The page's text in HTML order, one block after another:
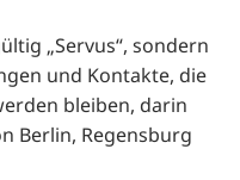
„Servus“, sondern
und Kontakte, die
bleiben, darin
Berlin, Regensburg